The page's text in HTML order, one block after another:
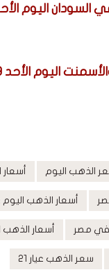
الذهب اليوم
أسعار الذهب اليوم
في مصر أسعار الذهب
سعر الذهب عيار 21